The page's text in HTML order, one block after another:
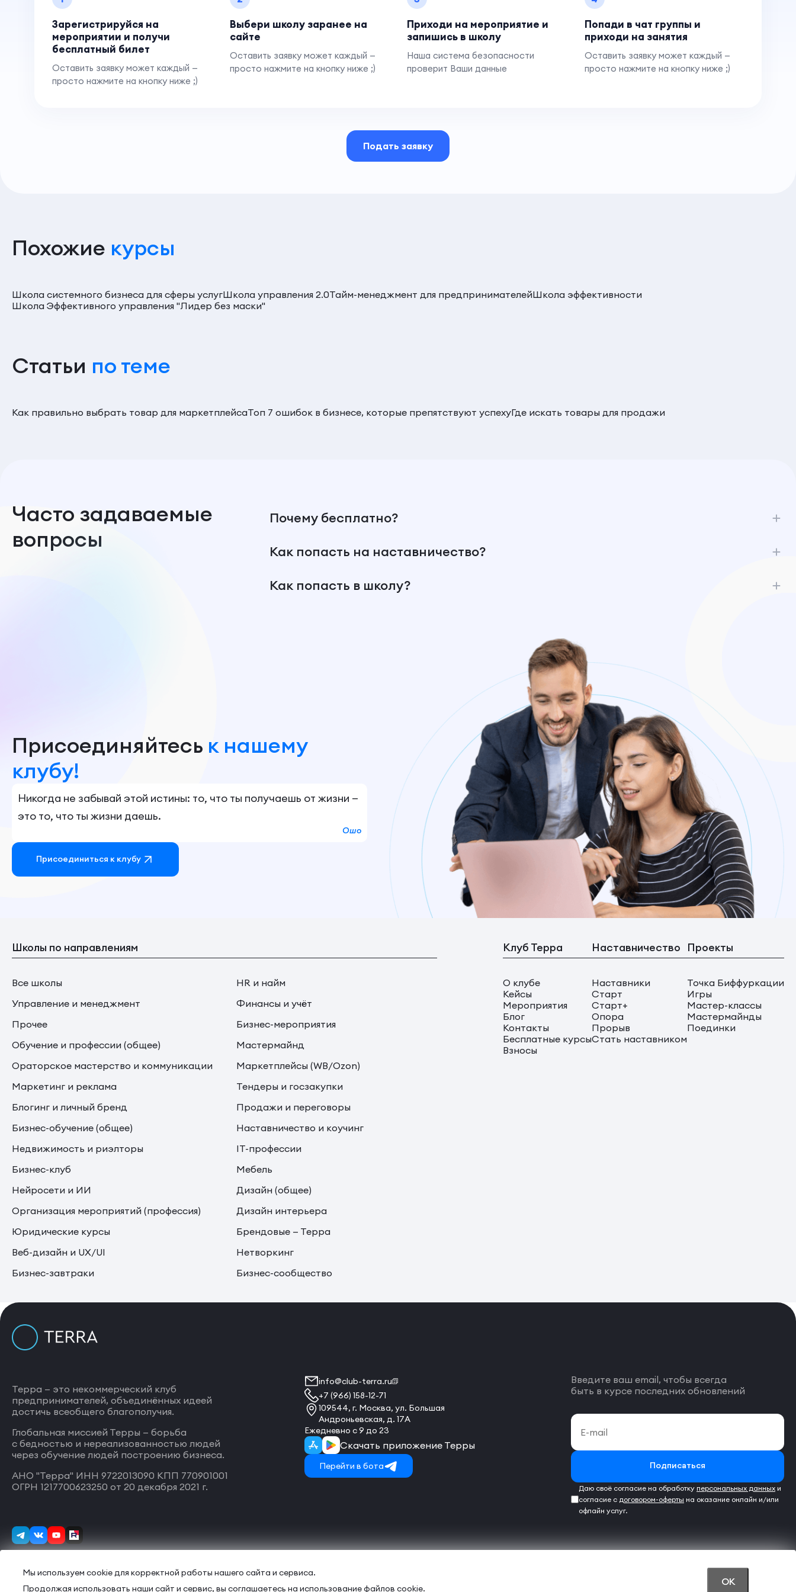
Зарегистрируйся на
мероприятии и получи
бесплатный билет
Оставить заявку может каждый —
просто нажмите на кнопку ниже ;)
Выбери школу заранее на
сайте
Оставить заявку может каждый —
просто нажмите на кнопку ниже ;)
Приходи на мероприятие и
запишись в школу
Наша система безопасности
проверит Ваши данные
Попади в чат группы и
приходи на занятия
Оставить заявку может каждый —
просто нажмите на кнопку ниже ;)
Подать заявку
Похожие курсы
Школа системного бизнеса для сферы услугШкола управления 2.0Тайм-менеджмент для предпринимателейШкола эффективности
Школа Эффективного управления "Лидер без маски"
Статьи по теме
Как правильно выбрать товар для маркетплейсаТоп 7 ошибок в бизнесе, которые препятствуют успехуГде искать товары для продажи
Часто задаваемые
вопросы
Почему бесплатно?
Как попасть на наставничество?
Как попасть в школу?
Присоединяйтесь к нашему
клубу!
Никогда не забывай этой истины: то, что ты получаешь от жизни —
это то, что ты жизни даешь.
Ошо
Присоединиться к клубу
Школы по направлениям
Все школы
HR и найм
Управление и менеджмент
Финансы и учёт
Прочее
Бизнес-мероприятия
Обучение и профессии (общее)
Мастермайнд
Ораторское мастерство и коммуникации
Маркетплейсы (WB/Ozon)
Маркетинг и реклама
Тендеры и госзакупки
Блогинг и личный бренд
Продажи и переговоры
Бизнес-обучение (общее)
Наставничество и коучинг
Недвижимость и риэлторы
IT-профессии
Бизнес-клуб
Мебель
Нейросети и ИИ
Дизайн (общее)
Организация мероприятий (профессия)
Дизайн интерьера
Юридические курсы
Брендовые — Терра
Веб-дизайн и UX/UI
Нетворкинг
Бизнес-завтраки
Бизнес-сообщество
Клуб Терра
О клубе
Кейсы
Мероприятия
Блог
Контакты
Бесплатные курсы
Взносы
Наставничество
Наставники
Старт
Старт+
Опора
Прорыв
Стать наставником
Проекты
Точка Биффуркации
Игры
Мастер-классы
Мастермайнды
Поединки
Терра — это некоммерческий клуб
предпринимателей, объединённых идеей
достичь всеобщего благополучия.
Глобальная миссией Терры — борьба
с бедностью и нереализованностью людей
через обучение людей построению бизнеса.
АНО "Терра" ИНН 9722013090 КПП 770901001
ОГРН 1217700623250 от 20 декабря 2021 г.
info@club-terra.ru
+7 (966) 158-12-71
109544, г. Москва, ул. Большая
Андроньевская, д. 17А
Ежедневно с 9 до 23
Скачать приложение Терры
Перейти в бота
Введите ваш email, чтобы всегда
быть в курсе последних обновлений
Подписаться
Даю своё согласие на обработку персональных данных и
согласие с договором-оферты на оказание онлайн и/или
офлайн услуг.
Мы используем cookie для корректной работы нашего сайта и сервиса.
Продолжая использовать наши сайт и сервис, вы соглашаетесь на использование файлов cookie.
OK